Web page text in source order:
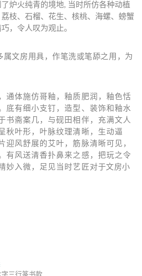
炉火纯青的境地, 当时所仿各种动植
枝、石榴、花生、核桃、海螺、螃蟹
，令人叹为观止。
属文房用具，作笔洗或笔舔之用，为
通体施仿哥釉，釉质肥润，釉色恬
底有细小支钉，造型、装饰和釉水
书斋案几，与砚田相伴，充满文人
秋叶形，叶脉纹理清晰，生动逼
迎风舒展的艾叶，筋脉清晰可见，
有风送清香扑鼻来之感，把玩之令
妙入微，足见当时艺匠对于文房小
字三行篆书款